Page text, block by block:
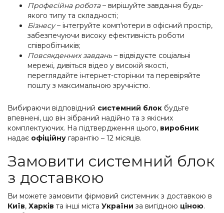
Професійна робота– вирішуйте завдання будь-
якого типу та складності;
Бізнесу– інтегруйте комп'ютери в офісний простір,
забезпечуючи високу ефективність роботи
співробітників;
Повсякденних завдань – відвідуєте соціальні
мережі, дивіться відео у високій якості,
переглядайте інтернет-сторінки та перевіряйте
пошту з максимальною зручністю.
Вибираючи відповідний системний блок будьте
впевнені, що він зібраний надійно та з якісних
комплектуючих. На підтвердження цього, виробник
надає офіційну гарантію – 12 місяців.
Замовити системний блок
з доставкою
Ви можете замовити фірмовий системник з доставкою в
Київ, Харків та інші міста України за вигідною ціною.